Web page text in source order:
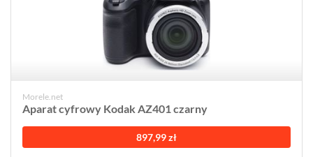
Morele.net
Aparat cyfrowy Kodak AZ401 czarny
897,99 zł